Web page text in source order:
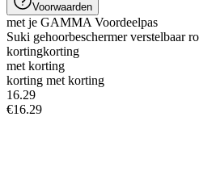
Voorwaarden
met je GAMMA Voordeelpas
Suki gehoorbeschermer verstelbaar
kortingkorting
met korting
korting met korting
16.29
€16.29